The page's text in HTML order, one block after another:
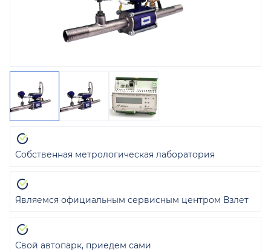
Собственная метрологическая лаборатория
Являемся официальным сервисным центром Взлет
Свой автопарк, приедем сами